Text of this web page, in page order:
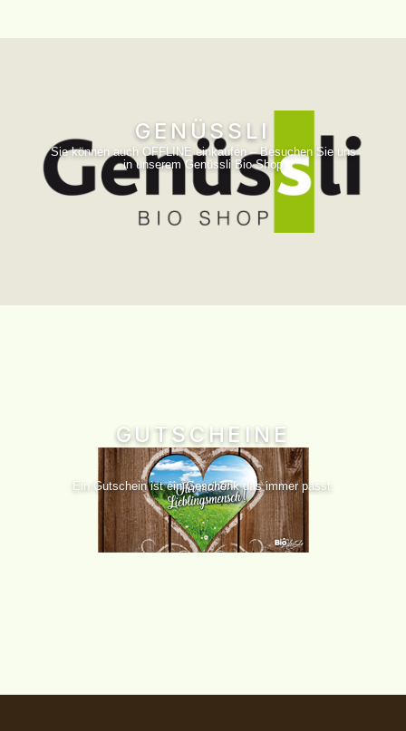
GENÜSSLI
Sie können auch OFFLINE einkaufen – Besuchen Sie uns
in unserem Genüssli Bio Shop
GUTSCHEINE
Ein Gutschein ist ein Geschenk das immer passt.